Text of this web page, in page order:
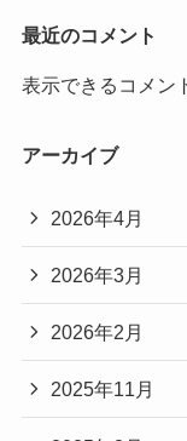
最近のコメント
表示できるコメン
アーカイブ
2026年4月
2026年3月
2026年2月
2025年11月